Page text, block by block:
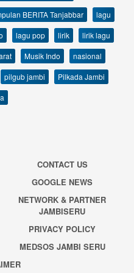
BERITA Tanjabbar
lagu
lagu pop lirik
lirik lagu
Musik Indo
nasional
pilgub jambi
Pilkada Jambi
CONTACT US
GOOGLE NEWS
NETWORK & PARTNER
JAMBISERU
PRIVACY POLICY
MEDSOS JAMBI SERU